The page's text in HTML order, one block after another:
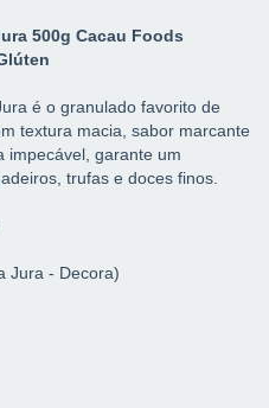
500g Cacau Foods
é o granulado favorito de
textura macia, sabor marcante
impecável, garante um
trufas e doces finos.
Jura - Decora)